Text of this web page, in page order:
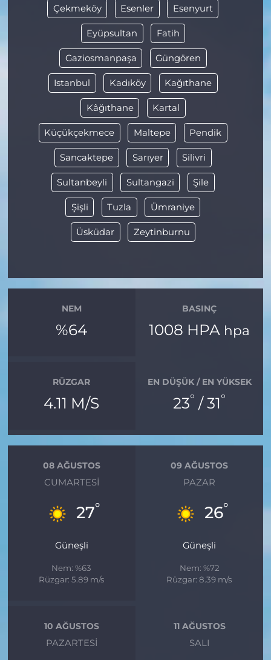
Çekmeköy Esenler Esenyurt
Eyüpsultan Fatih
Gaziosmanpaşa Güngören
Istanbul Kadıköy Kağıthane
Kâğıthane Kartal
Küçükçekmece Maltepe Pendik
Sancaktepe Sarıyer Silivri
Sultanbeyli Sultangazi Şile
Şişli Tuzla Ümraniye
Üsküdar Zeytinburnu
NEM
%64
BASINÇ
1008 HPA hpa
RÜZGAR
4.11 M/S
EN DÜŞÜK / EN YÜKSEK
23° / 31°
08 AĞUSTOS
CUMARTESI
27°
Güneşli
Nem: %63
Rüzgar: 5.89 m/s
09 AĞUSTOS
PAZAR
26°
Güneşli
Nem: %72
Rüzgar: 8.39 m/s
10 AĞUSTOS
PAZARTESI
11 AĞUSTOS
SALI